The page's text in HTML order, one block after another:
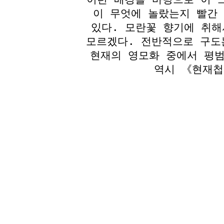
이 무엇에 놀랐는지 빨
있다. 모란꽃 향기에 취해
모르겠다. 전반적으로 구
현재의 영모화 중에서 평
역시 《현재